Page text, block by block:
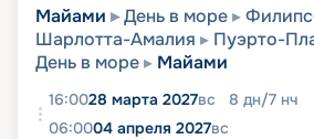
Майами День в море
Шарлотта-Амалия
Пуэрто-
День в море
Майами
16:0028 марта 2027вс 8 дн/7 нч
06:0004 апреля 2027вс